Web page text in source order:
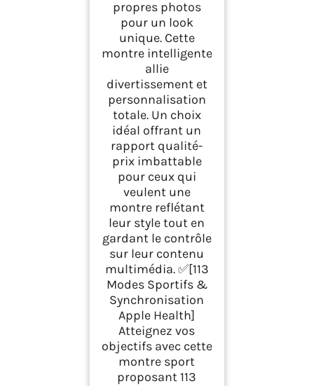
propres photos
pour un look
unique. Cette
montre intelligente
allie
divertissement et
personnalisation
totale. Un choix
idéal offrant un
rapport qualité-
prix imbattable
pour ceux qui
veulent une
montre reflétant
leur style tout en
gardant le contrôle
sur leur contenu
multimédia. ✅[113
Modes Sportifs &
Synchronisation
Apple Health]
Atteignez vos
objectifs avec cette
montre sport
proposant 113